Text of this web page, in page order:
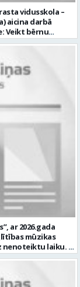
laika beigām,
darba rezultātam
10, Valmiera,
gaismas operatora
informācijai:
Elektronika /
1 Aktuāla līdz:
27767401
vidusskola –
aicina darbā
savas
Izstrādāt
metodisku
kuriem
par bērna
pasākumiem
pedagogiem
atbilstoši
attīstības
saskaņā ar
iekļaujošās
metodēm
individuālo
prasmes
sajūta, empātija,
valodas
strādāt ar
darba
nodokļu
Sociālās
ar 2026.gada
mūzikas
nenoteiktu laiku.
Valmieras novads
attīstības